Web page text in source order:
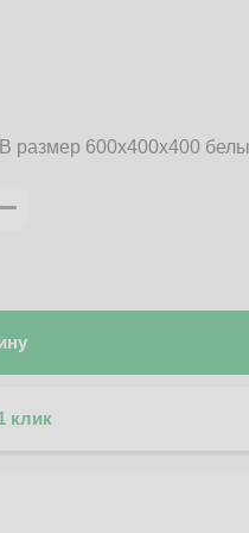
размер 600x400x400
клик